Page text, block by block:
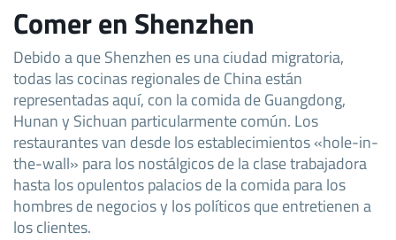
Comer en Shenzhen
Debido a que Shenzhen es una ciudad migratoria,
todas las cocinas regionales de China están
representadas aquí, con la comida de Guangdong,
Hunan y Sichuan particularmente común. Los
restaurantes van desde los establecimientos «hole-in-
the-wall» para los nostálgicos de la clase trabajadora
hasta los opulentos palacios de la comida para los
hombres de negocios y los políticos que entretienen a
los clientes.